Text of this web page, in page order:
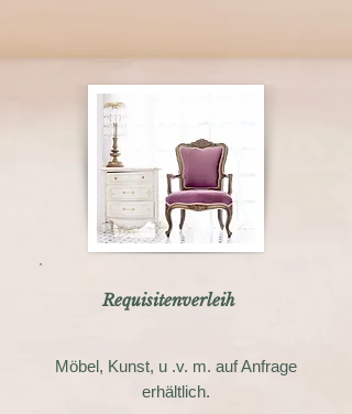
Requisitenverleih
Möbel, Kunst, u .v. m. auf Anfrage
erhältlich.